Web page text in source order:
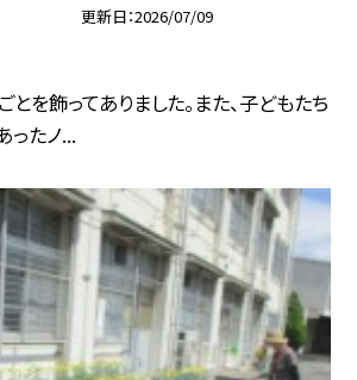
更新日 2026/07/09
を飾ってありました。また、子どもたち
ったノ...